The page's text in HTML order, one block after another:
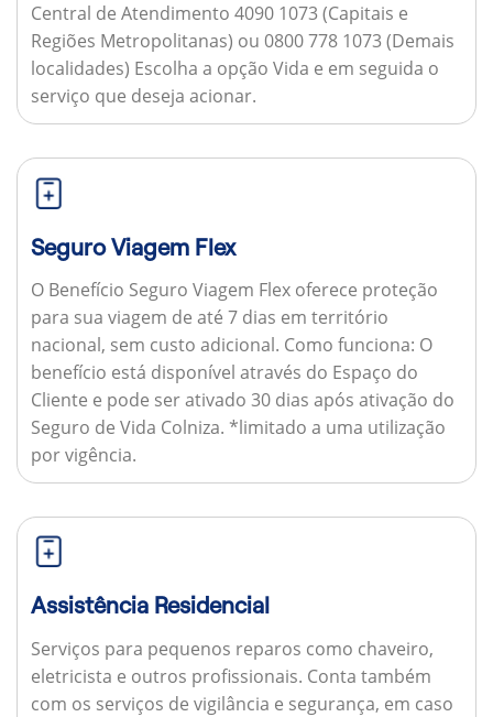
Central de Atendimento 4090 1073 (Capitais e
Regiões Metropolitanas) ou 0800 778 1073 (Demais
localidades) Escolha a opção Vida e em seguida o
serviço que deseja acionar.
Seguro Viagem Flex
O Benefício Seguro Viagem Flex oferece proteção
para sua viagem de até 7 dias em território
nacional, sem custo adicional. Como funciona: O
benefício está disponível através do Espaço do
Cliente e pode ser ativado 30 dias após ativação do
Seguro de Vida Colniza. *limitado a uma utilização
por vigência.
Assistência Residencial
Serviços para pequenos reparos como chaveiro,
eletricista e outros profissionais. Conta também
com os serviços de vigilância e segurança, em caso